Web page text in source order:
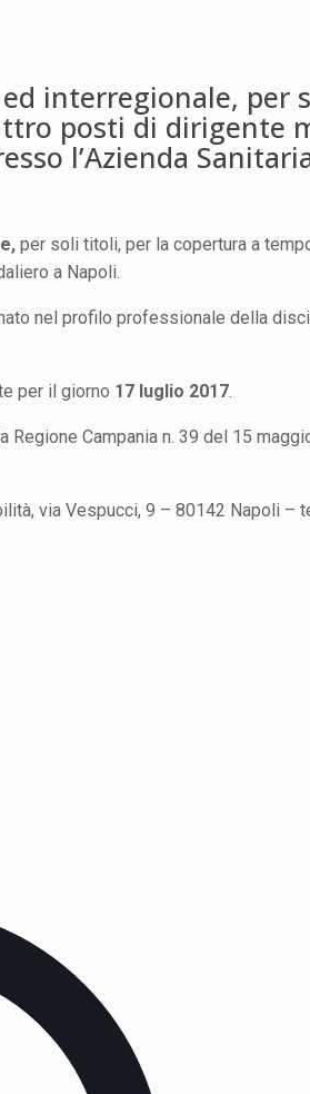
interregionale, per
posti di dirigente
l’Azienda
per soli titoli, per la copertura a
a Napoli.
nel profilo professionale della
per il giorno 17 luglio 2017
Campania n. 39 del 15
via Vespucci, 9 – 80142 Napoli